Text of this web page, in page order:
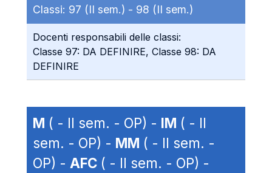
Classi: 97 (II sem.) - 98 (II sem.)
Docenti responsabili delle classi:
Classe 97: DA DEFINIRE, Classe 98: DA
DEFINIRE
M ( - II sem. - OP) - IM ( - II
sem. - OP) - MM ( - II sem. -
OP) - AFC ( - II sem. - OP) -